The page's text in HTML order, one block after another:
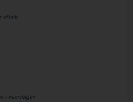
aftale
i hverdagen